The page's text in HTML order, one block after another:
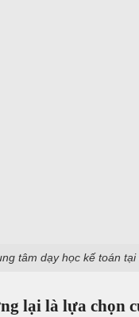
tâm dạy học kế toán
lại là lựa chọn